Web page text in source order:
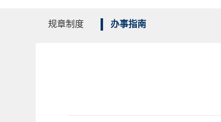
规章制度 办事指南